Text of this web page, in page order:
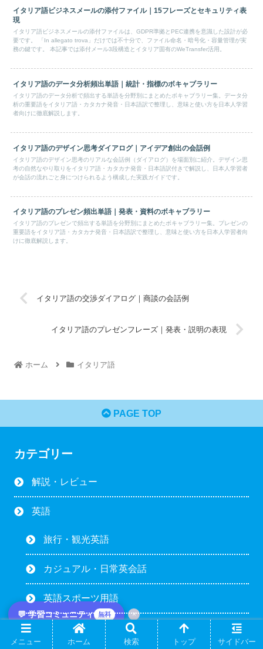
💬 学習コミュニティ 無料 ×
イタリア語ビジネスメールの添付ファイル｜15フレーズとセキュリティ表
現
イタリア語ビジネスメールの添付ファイルは、GDPR準拠とPEC連携を意識した設計が必
要です。 「In allegato trova」だけでは不十分で、ファイル命名・暗号化・容量管理が実
務の鍵です。 本記事では添付メール3段構造とイタリア固有のWeTransfer活用。
イタリア語のデータ分析頻出単語｜統計・指標のボキャブラリー
イタリア語のデータ分析で頻出する単語を分野別にまとめたボキャブラリー集。データ分
析の重要語をイタリア語・カタカナ発音・日本語訳で整理し、意味と使い方を日本人学習
者向けに徹底解説します。
イタリア語のデザイン思考ダイアログ｜アイデア創出の会話例
イタリア語のデザイン思考のリアルな会話例（ダイアログ）を場面別に紹介。デザイン思
考の自然なやり取りをイタリア語・カタカナ発音・日本語訳付きで解説し、日本人学習者
が会話の流れごと身につけられるよう構成した実践ガイドです。
イタリア語のプレゼン頻出単語｜発表・資料のボキャブラリー
イタリア語のプレゼンで頻出する単語を分野別にまとめたボキャブラリー集。プレゼンの
重要語をイタリア語・カタカナ発音・日本語訳で整理し、意味と使い方を日本人学習者向
けに徹底解説します。
イタリア語の交渉ダイアログ｜商談の会話例
イタリア語のプレゼンフレーズ｜発表・説明の表現
ホーム イタリア語
PAGE TOP
カテゴリー
解説・レビュー
英語
旅行・観光英語
カジュアル・日常英会話
英語スポーツ用語
英語スラング
メニュー ホーム 検索 トップ サイドバー